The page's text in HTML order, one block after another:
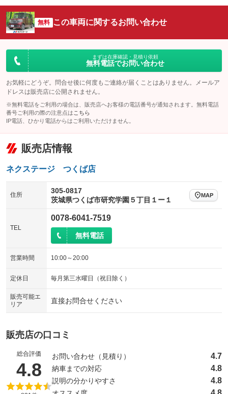
：装備なし ：装備なし
サイドカメラ
：装備なし ルーフレール
：装備なし
：装備なし
：装備なし
無料 この車両に関するお問い合わせ
まずは在庫確認・見積り依頼
無料電話でお問い合わせ
お気軽にどうぞ。問合せ後に何度もご連絡が届くことはありません。メールア
ドレスは販売店に公開されません。
※無料電話をご利用の場合は、販売店へお客様の電話番号が通知されます。無料電話
番号ご利用の際の注意点は こちら
IP電話、ひかり電話からはご利用いただけません。
販売店情報
ネクステージ つくば店
住所
305-0817
茨城県つくば市研究学園５丁目１ー１
MAP
TEL
0078-6041-7519
無料電話
営業時間 10:00～20:00
定休日 毎月第三水曜日（祝日除く）
販売可能エ
リア
直接お問合せください
販売店の口コミ
総合評価
4.8 （5点満点中）
お問い合わせ（見積り） 4.7
納車までの対応 4.8
説明の分かりやすさ 4.8